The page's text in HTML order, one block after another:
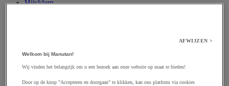
Hijsklem
Spanband
Stalen ketting
AFWIJZEN >
Welkom bij Manutan!
Wij vinden het belangrijk om u een bezoek aan onze website op maat te bieden!
Door op de knop "Accepteren en doorgaan" te klikken, kan ons platform via cookies